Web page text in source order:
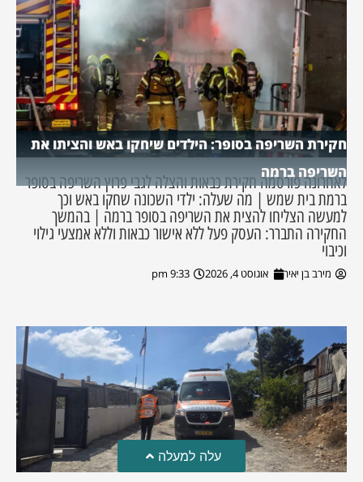
חקירת השריפה בסופר: הילדים שיחקו באש והציתו את
השריפה ברמה
לאחרונה פורסמה חקירת כבאות והצלה לגבי פרוץ השריפה בסופר
ברמת בית שמש | מה שעלה: ילדי השכונה שחקו באש וכך
למעשה הצליחו להצית את השריפה בסופר ברמה | בהמשך
החקירה התברר: העסק פעל ללא אישור כבאות וללא אמצעי גילוי
וכיבוי
מירב בן יאיר אוגוסט 4, 2026 9:33 pm
עלה למעלה